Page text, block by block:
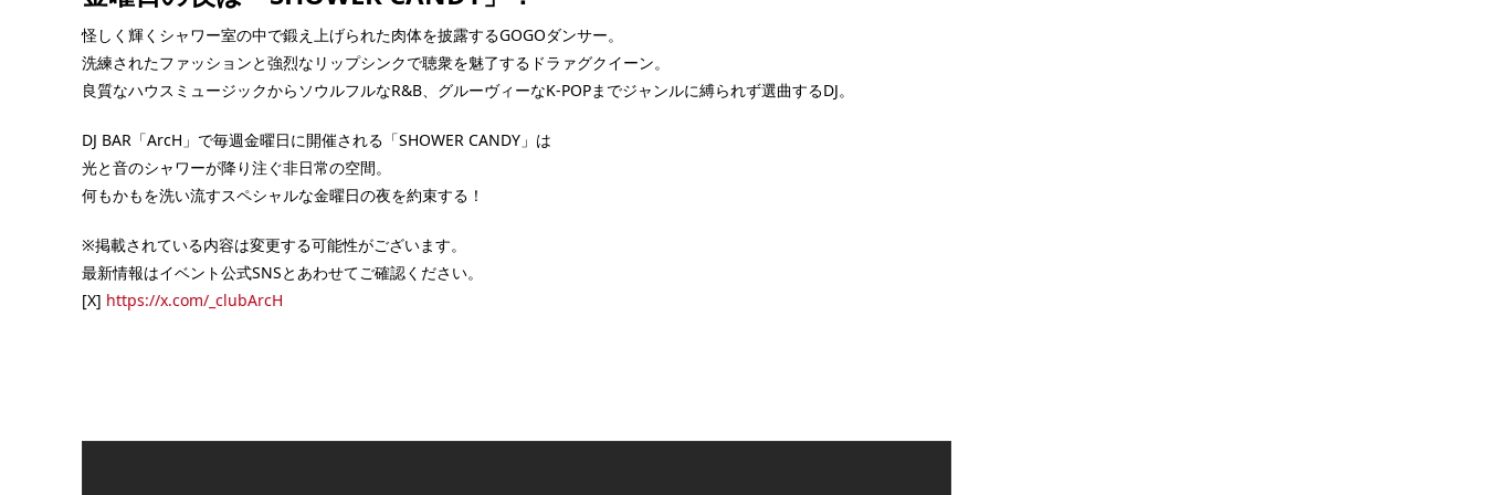
怪しく輝くシャワー室の中で鍛え上げられた肉体を披露するGOGOダンサー。
洗練されたファッションと強烈なリップシンクで聴衆を魅了するドラァグクイーン。
良質なハウスミュージックからソウルフルなR&B、グルーヴィーなK-POPまでジャンルに縛られず選曲するDJ。
DJ BAR「ArcH」で毎週金曜日に開催される「SHOWER CANDY」は
光と音のシャワーが降り注ぐ非日常の空間。
何もかもを洗い流すスペシャルな金曜日の夜を約束する！
※掲載されている内容は変更する可能性がございます。
最新情報はイベント公式SNSとあわせてご確認ください。
[X] https://x.com/_clubArcH